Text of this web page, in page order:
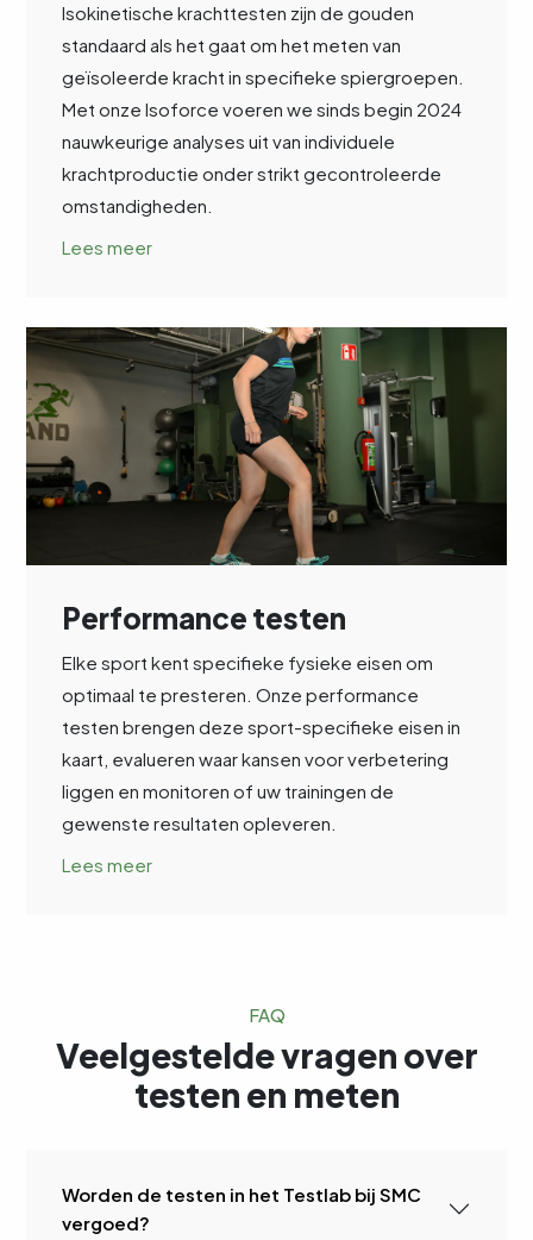
Isokinetische krachttesten zijn de gouden
standaard als het gaat om het meten van
geïsoleerde kracht in specifieke spiergroepen.
Met onze Isoforce voeren we sinds begin 2024
nauwkeurige analyses uit van individuele
krachtproductie onder strikt gecontroleerde
omstandigheden.
Lees meer
Performance testen
Elke sport kent specifieke fysieke eisen om
optimaal te presteren. Onze performance
testen brengen deze sport-specifieke eisen in
kaart, evalueren waar kansen voor verbetering
liggen en monitoren of uw trainingen de
gewenste resultaten opleveren.
Lees meer
FAQ
Veelgestelde vragen over
testen en meten
Worden de testen in het Testlab bij SMC
vergoed?